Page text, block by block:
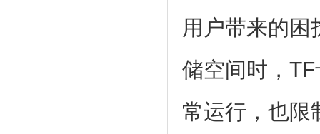
用户带来的困
储空间时，
常运行，也限